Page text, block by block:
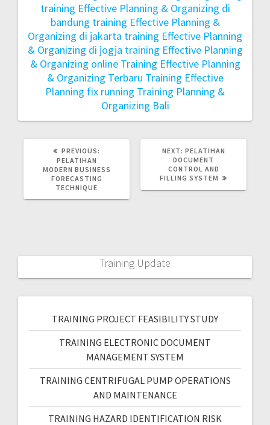
training Effective Planning & Organizing di
bandung training Effective Planning &
Organizing di jakarta training Effective Planning
& Organizing di jogja training Effective Planning
& Organizing online Training Effective Planning
& Organizing Terbaru Training Effective
Planning fix running Training Planning &
Organizing Bali
PREVIOUS:
PELATIHAN
MODERN BUSINESS
FORECASTING
TECHNIQUE
NEXT: PELATIHAN
DOCUMENT
CONTROL AND
FILLING SYSTEM
Training Update
TRAINING PROJECT FEASIBILITY STUDY
TRAINING ELECTRONIC DOCUMENT
MANAGEMENT SYSTEM
TRAINING CENTRIFUGAL PUMP OPERATIONS
AND MAINTENANCE
TRAINING HAZARD IDENTIFICATION RISK